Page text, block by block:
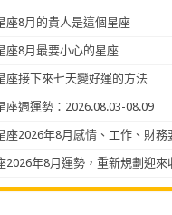
座8月的貴人是這個星座
座8月最要小心的星座
座接下來七天變好運的方法
座週運勢：2026.08.03-08.09
座2026年8月感情、工作、財務
2026年8月運勢，重新規劃迎來